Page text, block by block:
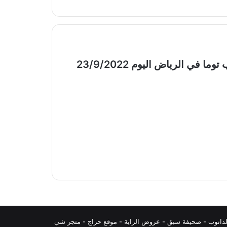
- صحيفة سبق - عروض الراية - موقع حراج - متجر شي